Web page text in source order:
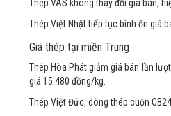
Thép VAS không thay đổi giá bán,
Thép Việt Nhật tiếp tục bình ổn giá
Giá thép tại miền Trung
Thép Hòa Phát giảm giá bán lần
giá 15.480 đồng/kg.
Thép Việt Đức, dòng thép cuộn